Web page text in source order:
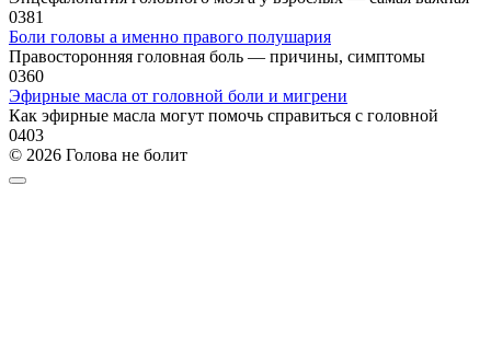
0381
Боли головы а именно правого полушария
Правосторонняя головная боль — причины, симптомы
0360
Эфирные масла от головной боли и мигрени
Как эфирные масла могут помочь справиться с головной
0403
© 2026 Голова не болит